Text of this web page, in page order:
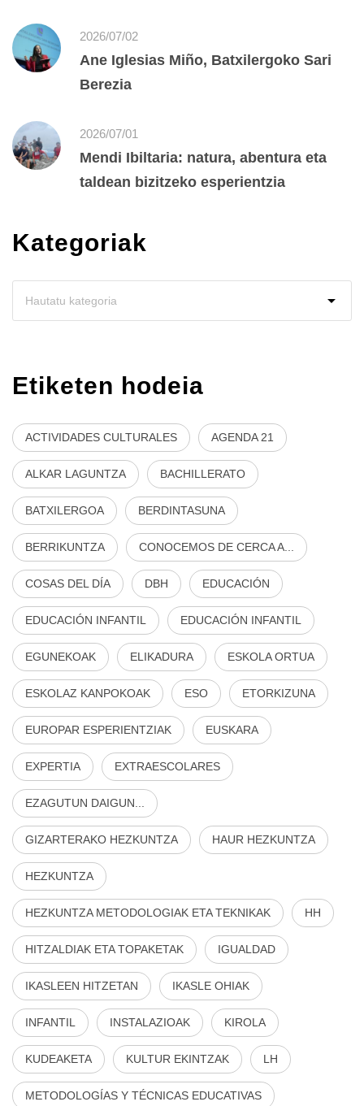
2026/07/02
Ane Iglesias Miño, Batxilergoko Sari
Berezia
2026/07/01
Mendi Ibiltaria: natura, abentura eta
taldean bizitzeko esperientzia
Kategoriak
Etiketen hodeia
ACTIVIDADES CULTURALES AGENDA 21
ALKAR LAGUNTZA BACHILLERATO
BATXILERGOA BERDINTASUNA
BERRIKUNTZA CONOCEMOS DE CERCA A...
COSAS DEL DÍA DBH EDUCACIÓN
EDUCACIÓN INFANTIL EDUCACIÓN INFANTIL
EGUNEKOAK ELIKADURA ESKOLA ORTUA
ESKOLAZ KANPOKOAK ESO ETORKIZUNA
EUROPAR ESPERIENTZIAK EUSKARA
EXPERTIA EXTRAESCOLARES
EZAGUTUN DAIGUN...
GIZARTERAKO HEZKUNTZA HAUR HEZKUNTZA
HEZKUNTZA
HEZKUNTZA METODOLOGIAK ETA TEKNIKAK HH
HITZALDIAK ETA TOPAKETAK IGUALDAD
IKASLEEN HITZETAN IKASLE OHIAK
INFANTIL INSTALAZIOAK KIROLA
KUDEAKETA KULTUR EKINTZAK LH
METODOLOGÍAS Y TÉCNICAS EDUCATIVAS